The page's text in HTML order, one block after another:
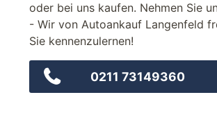
oder bei uns kaufen. Nehmen Sie
- Wir von Autoankauf Langenfeld
Sie kennenzulernen!
0211 73149360